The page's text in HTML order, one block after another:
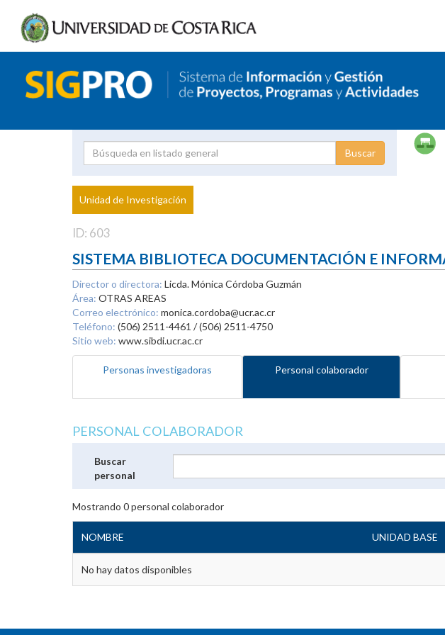
Proyecto
Investigador
Unidad de Investigación
ID: 603
SISTEMA BIBLIOTECA DOCUMENTACIÓN E
Director o directora: Licda. Mónica Córdoba Guzmán
Área: OTRAS AREAS
Correo electrónico: monica.cordoba@ucr.ac.cr
Teléfono: (506) 2511-4461 / (506) 2511-4750
Sitio web: www.sibdi.ucr.ac.cr
Personas investigadoras Personal colaborador
PERSONAL COLABORADOR
Buscar
personal
Mostrando 0personal colaborador
NOMBRE UNIDAD BASE
No hay datos disponibles